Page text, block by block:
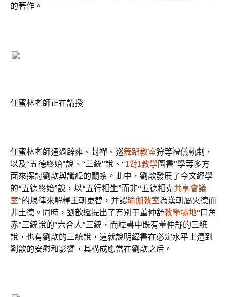
的著作。
任蜜林老師正在講授
任蜜林老師通過辟雍、封禪、巡舞蹈教室狩等禮儀軌制，
以及“五德終始”說、“三統”說、“1對1教學圖書”學等多方
面來探討劉歆與讖緯的關系。此中，劉歆發展了今文經學
的“五德終始”說，以“五行相生”而非“五德相克共享會議
室”的規律來解釋王朝更替，并認瑜伽教室為漢朝屬火德而
非土德。同時，劉歆還提出了有別于董仲舒教學場地“口角
赤”三統說的“六合人”三統，而緯書中既有董仲舒的三統
說，也有劉歆的三統說，這就說明緯書在必定水平上遭到
劉歆的安慰和影響，其構成應當在劉歆之后。